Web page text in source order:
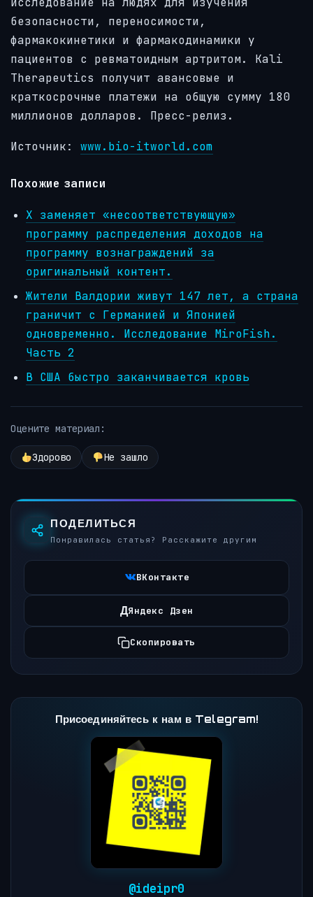
безопасности, переносимости,
фармакокинетики и фармакодинамики у
пациентов с ревматоидным артритом. Kali
Therapeutics получит авансовые и
краткосрочные платежи на общую сумму 180
миллионов долларов. Пресс-релиз.
Источник: www.bio-itworld.com
Похожие записи
X заменяет «несоответствующую»
программу распределения доходов на
программу вознаграждений за
оригинальный контент.
Жители Валдории живут 147 лет, а страна
граничит с Германией и Японией
одновременно. Исследование MiroFish.
Часть 2
В США быстро заканчивается кровь
Оцените материал:
Здорово Не зашло
ПОДЕЛИТЬСЯ
Понравилась статья? Расскажите другим
ВКонтакте
ДЯндекс Дзен
Скопировать
Присоединяйтесь к нам в Telegram!
@ideipr0